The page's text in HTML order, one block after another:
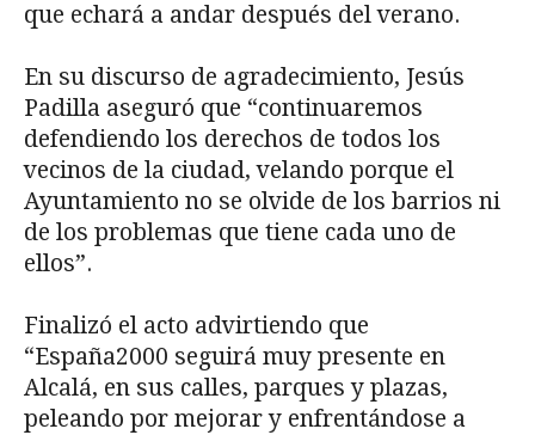
que echará a andar después del verano.
En su discurso de agradecimiento, Jesús
Padilla aseguró que “continuaremos
defendiendo los derechos de todos los
vecinos de la ciudad, velando porque el
Ayuntamiento no se olvide de los barrios ni
de los problemas que tiene cada uno de
ellos”.
Finalizó el acto advirtiendo que
“España2000 seguirá muy presente en
Alcalá, en sus calles, parques y plazas,
peleando por mejorar y enfrentándose a